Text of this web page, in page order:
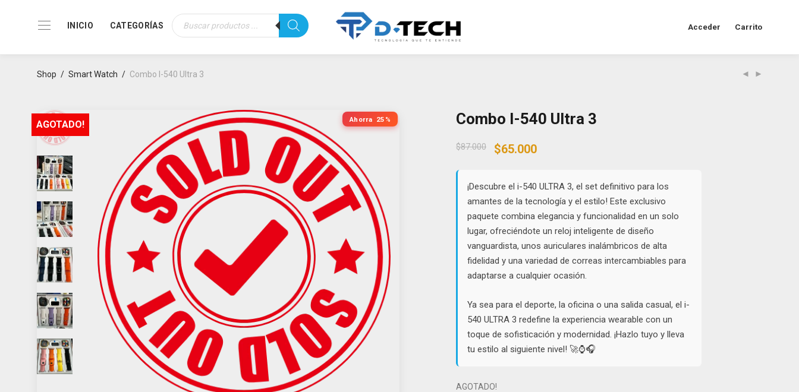
INICIO CATEGORÍAS
Búsqueda
de
Acceder Carrito
Shop / Smart Watch / Combo I-540 Ultra 3
Ahorra 25%
AGOTADO! Combo I-540 Ultra 3
$87.000
Original
$87.000.
$65.000Current
$65.000.
¡Descubre el i-540 ULTRA 3, el set definitivo para los
amantes de la tecnología y el estilo! Este exclusivo
paquete combina elegancia y funcionalidad en un solo
lugar, ofreciéndote un reloj inteligente de diseño
vanguardista, unos auriculares inalámbricos de alta
fidelidad y una variedad de correas intercambiables para
adaptarse a cualquier ocasión.
Ya sea para el deporte, la oficina o una salida casual, el i-
540 ULTRA 3 redefine la experiencia wearable con un
toque de sofisticación y modernidad. ¡Hazlo tuyo y lleva
tu estilo al siguiente nivel! 🚀⌚🎧
AGOTADO!